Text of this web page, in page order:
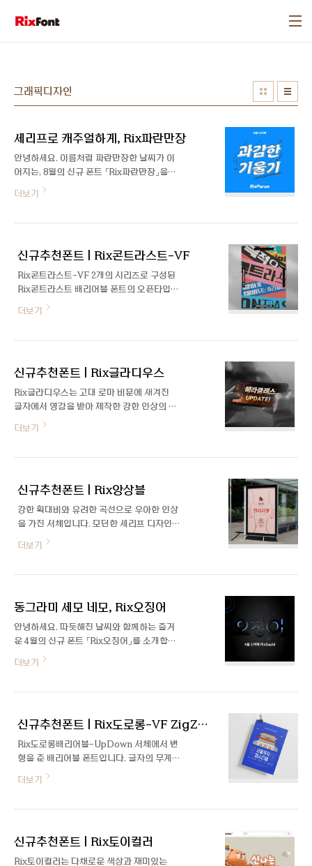
그래픽디자인
세리프로 캐주얼하게, Rix파란만장
안녕하세요. 이름처럼 파란만장한 날씨가 이
어지는, 8월의 신규 폰트 「Rix파란만장」을
소개합니다. Rix파란만장 폰트는 과감한 기
울기와 빠른 획순이 역동적이고 캐주얼한 인
님. 이번에 새로운 폰트와 함께 인터뷰하게
하게 된 폰트인가요? 레퍼런스를 찾는 과정
작업을 자주 볼 수 있었습니다. 딱딱한 고딕
합이 생각보다 다양했고, 그 조합들이 대체로
무겁지 않은 인상을 하고 있었..
더보기
신규추천폰트 | Rix콘트라스트-VF
Rix콘트라스트-VF 2개의 시리즈로 구성된
Rix콘트라스트 배리어블 폰트의 오픈타입
적용 버전입니다. Day 축을 통해 글자의 굵
기와 폭이 순차적으로 다르게 나타나는 효과
트-Basic-VF 2개의 시리즈로 구성된 Rix
버전입니다. Day 축을 통해 글자의 굵기와
절할 수 있습니다. 한 글줄 내에서 글자들이
재미있는 인상을 줍니다.
더보기
신규추천폰트 | Rix글라디우스
Rix글라디우스는 고대 로마 비문에 새겨진
글자에서 영감을 받아 제작한 강한 인상의 서
체입니다. 시원하게 뻗은 두꺼운 뼈대와 넓게
벌어지는 획의 끝단, 날카로운 세리프가 특징
더보기
신규추천폰트 | Rix앙상블
강한 획대비와 유려한 곡선으로 우아한 인상
을 가진 서체입니다. 모던한 세리프 디자인의
Original과 깔끔하고 부드러운 Sans 2종으
로 제작되었습니다. 고급스럽고 세련된 이미
더보기
동그라미 세모 네모, Rix오징어
안녕하세요. 따듯해진 날씨와 함께하는 즐거
운 4월의 신규 폰트 「Rix오징어」를 소개합니
다. 정원 형태의 동그랗고 크고 작은 'ㅇ' 꼴이
먼저 눈에 띄는 서체인데요, 이응꼴을 중심으
민 디자이너를 인터뷰를 통해 만나봤습니다
개와 근황 부탁드립니다~ 안녕하세요. 여러
윤유민입니다. Rix오징어는 어떤 폰트인가
과 공간이 변화하는 서체입니다. ㅇ, ㅎ, ㅅ,
그래픽을 손쉽게 적용할 수 있습니다. Ba..
더보기
신규추천폰트 | Rix도로롱-VF ZigZag
Rix도로롱배리어블-UpDown 서체에서 변
형을 준 배리어블 폰트입니다. 글자의 무게
중심이 앞뒤로 다르게 적용되어 더욱 재미있
는 표현이 가능합니다. 굵기, 무게 중심, 너비
더보기
신규추천폰트 | Rix토이컬러
Rix토이컬러는 다채로운 색상과 재미있는